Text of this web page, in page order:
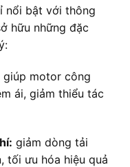
nổi bật với thông
hữu những đặc
giúp motor công
ái, giảm thiểu tác
giảm dòng tải
tối ưu hóa hiệu quả